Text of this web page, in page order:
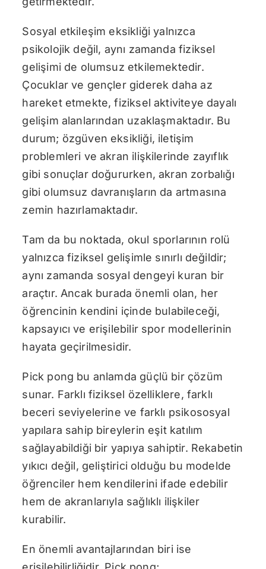
Sosyal etkileşim eksikliği yalnızca
psikolojik değil, aynı zamanda fiziksel
gelişimi de olumsuz etkilemektedir.
Çocuklar ve gençler giderek daha az
hareket etmekte, fiziksel aktiviteye dayalı
gelişim alanlarından uzaklaşmaktadır. Bu
durum; özgüven eksikliği, iletişim
problemleri ve akran ilişkilerinde zayıflık
gibi sonuçlar doğururken, akran zorbalığı
gibi olumsuz davranışların da artmasına
zemin hazırlamaktadır.
Tam da bu noktada, okul sporlarının rolü
yalnızca fiziksel gelişimle sınırlı değildir;
aynı zamanda sosyal dengeyi kuran bir
araçtır. Ancak burada önemli olan, her
öğrencinin kendini içinde bulabileceği,
kapsayıcı ve erişilebilir spor modellerinin
hayata geçirilmesidir.
Pick pong bu anlamda güçlü bir çözüm
sunar. Farklı fiziksel özelliklere, farklı
beceri seviyelerine ve farklı psikososyal
yapılara sahip bireylerin eşit katılım
sağlayabildiği bir yapıya sahiptir. Rekabetin
yıkıcı değil, geliştirici olduğu bu modelde
öğrenciler hem kendilerini ifade edebilir
hem de akranlarıyla sağlıklı ilişkiler
kurabilir.
En önemli avantajlarından biri ise